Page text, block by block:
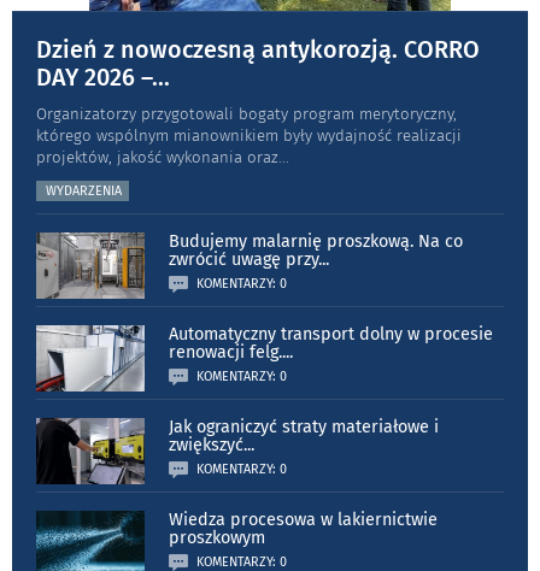
Dzień z nowoczesną antykorozją. CORRO
DAY 2026 –...
Organizatorzy przygotowali bogaty program merytoryczny,
którego wspólnym mianownikiem były wydajność realizacji
projektów, jakość wykonania oraz...
WYDARZENIA
Budujemy malarnię proszkową. Na co
zwrócić uwagę przy...
KOMENTARZY: 0
Automatyczny transport dolny w procesie
renowacji felg....
KOMENTARZY: 0
Jak ograniczyć straty materiałowe i
zwiększyć...
KOMENTARZY: 0
Wiedza procesowa w lakiernictwie
proszkowym
KOMENTARZY: 0